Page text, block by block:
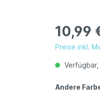
10,99
Preise inkl.
Andere